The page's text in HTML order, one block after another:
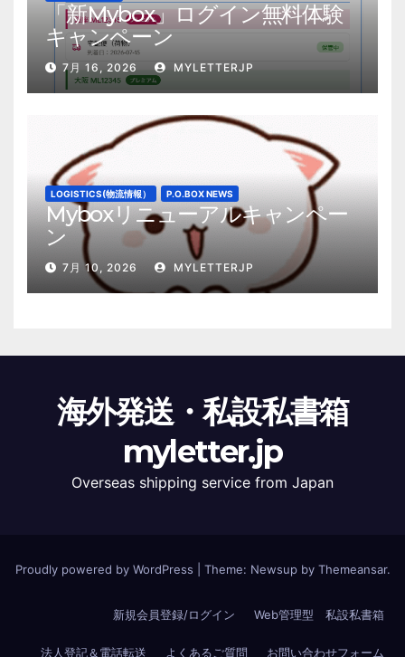
「新Mybox」ログイン無料体験
キャンペーン
7月 16, 2026 MYLETTERJP
LOGISTICS(物流情報） P.O.BOX NEWS
Myboxリニューアルキャンペー
ン
7月 10, 2026 MYLETTERJP
海外発送・私設私書箱
myletter.jp
Overseas shipping service from Japan
Proudly powered by WordPress Theme: Newsup by Themeansar.
新規会員登録/ログイン Web管理型 私設私書箱
法人登記＆電話転送 よくあるご質問 お問い合わせフォーム